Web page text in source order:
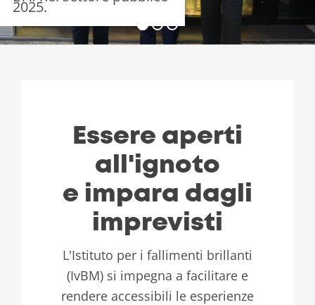
2025.
Essere aperti
all'ignoto
e impara dagli
imprevisti
L'Istituto per i fallimenti brillanti
(IvBM) si impegna a facilitare e
rendere accessibili le esperienze